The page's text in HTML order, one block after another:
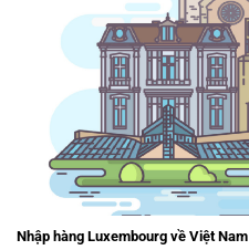
Nhập hàng Luxembourg về Việt Nam